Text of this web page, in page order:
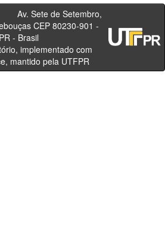
de Setembro,
CEP 80230-901 -
- PR - Brasil
implementado com
mantido pela UTFPR